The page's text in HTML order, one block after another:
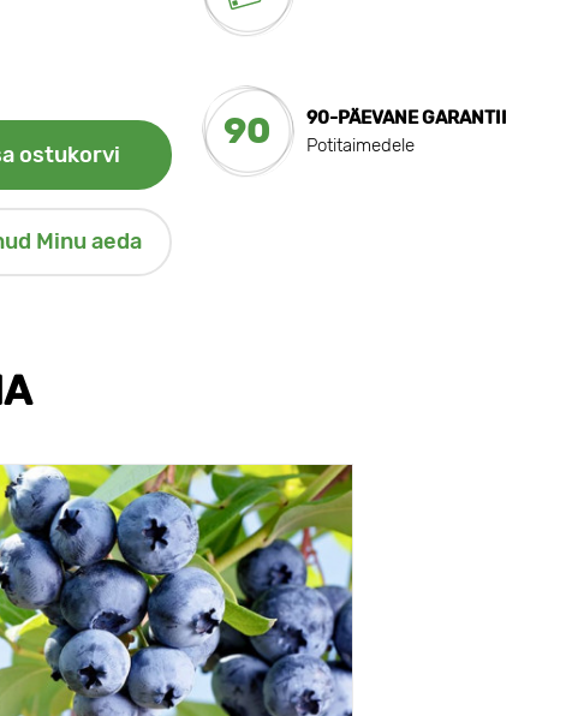
ostukorvi
Minu aeda
90
90-PÄEVANE GARANTII
Potitaimedele